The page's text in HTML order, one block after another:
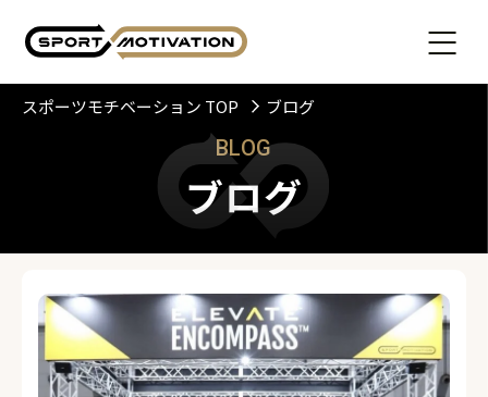
スポーツモチベーション TOP ブログ
BLOG
ブログ